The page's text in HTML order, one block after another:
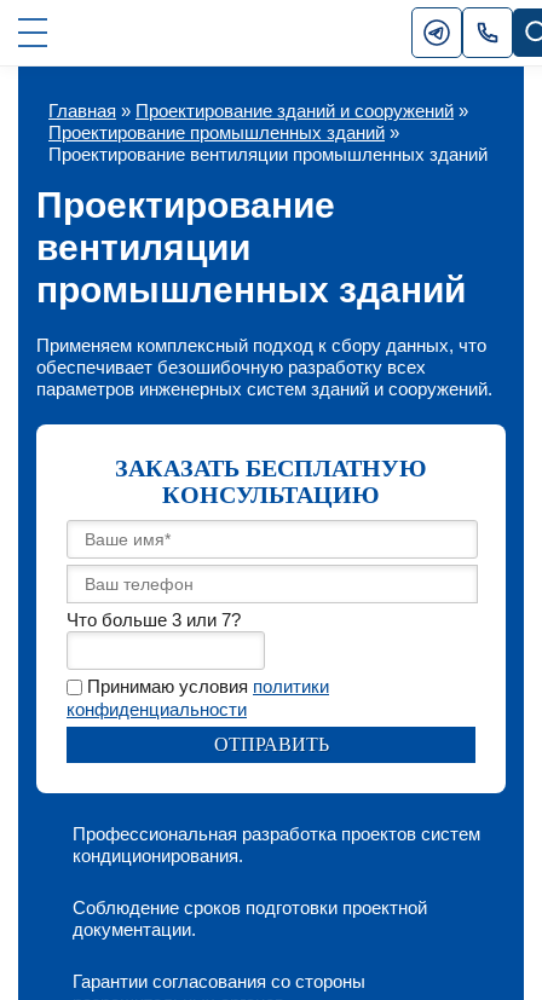
Главная » Проектирование зданий и сооружений »
Проектирование промышленных зданий »
Проектирование вентиляции промышленных зданий
Проектирование
вентиляции
промышленных зданий
Применяем комплексный подход к сбору данных, что
обеспечивает безошибочную разработку всех
параметров инженерных систем зданий и сооружений.
ЗАКАЗАТЬ БЕСПЛАТНУЮ
КОНСУЛЬТАЦИЮ
Что больше 3 или 7?
Принимаю условия политики
конфиденциальности
Профессиональная разработка проектов систем
кондиционирования.
Соблюдение сроков подготовки проектной
документации.
Гарантии согласования со стороны